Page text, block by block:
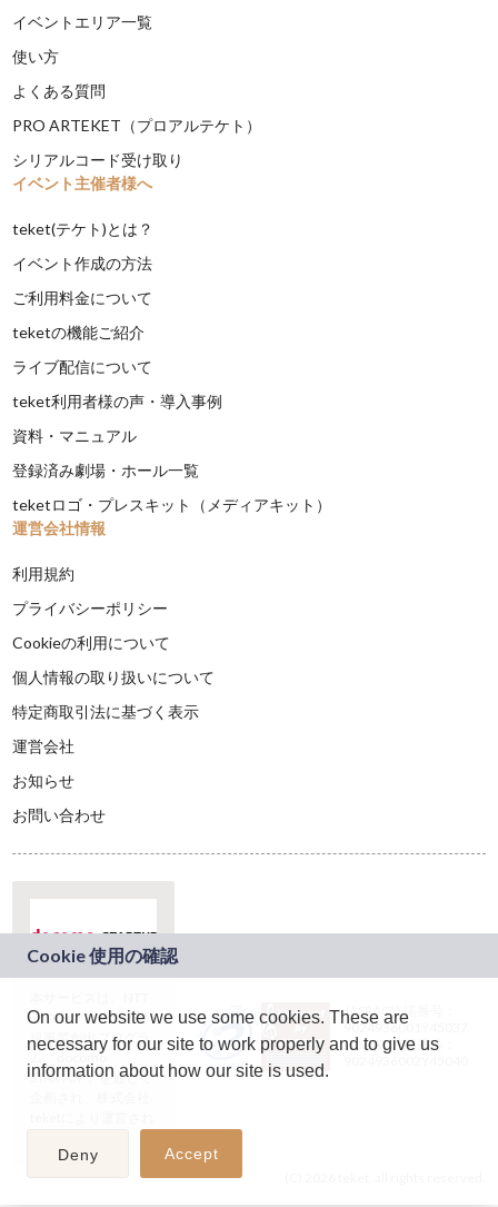
イベントエリア一覧
使い方
よくある質問
PRO ARTEKET（プロアルテケト）
シリアルコード受け取り
イベント主催者様へ
teket(テケト)とは？
イベント作成の方法
ご利用料金について
teketの機能ご紹介
ライブ配信について
teket利用者様の声・導入事例
資料・マニュアル
登録済み劇場・ホール一覧
teketロゴ・プレスキット（メディアキット）
運営会社情報
利用規約
プライバシーポリシー
Cookieの利用について
個人情報の取り扱いについて
特定商取引法に基づく表示
運営会社
お知らせ
お問い合わせ
ドコモグループの新
規事業創出プログラ
ム「docomo
STARTUP」を通じて
JASRAC許諾番号：
9024936001Y45037
JASRAC許諾番号：
On our website we use some cookies. These are
necessary for our site to work properly and to give us
information about how our site is used.
Deny Accept